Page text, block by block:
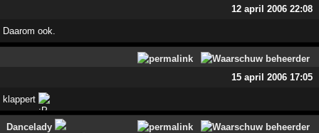
12 april 2006 22:08
Daarom ook.
15 april 2006 17:05
klappert
Dancelady